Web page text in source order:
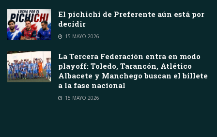
El pichichi de Preferente aún está por
decidir
15 MAYO 2026
La Tercera Federación entra en modo
playoff: Toledo, Tarancón, Atlético
Albacete y Manchego buscan el billete
a la fase nacional
15 MAYO 2026